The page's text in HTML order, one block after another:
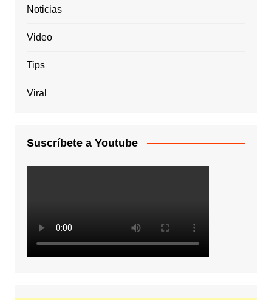
Noticias
Video
Tips
Viral
Suscríbete a Youtube